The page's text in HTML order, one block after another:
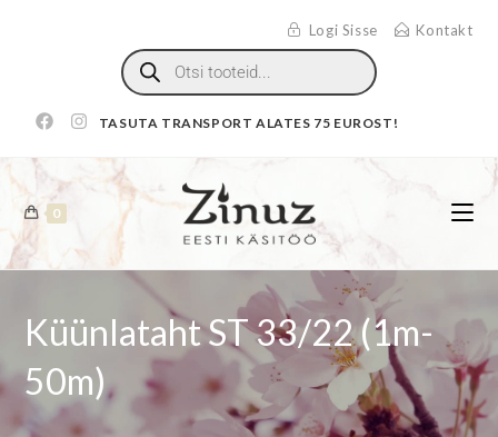
Logi Sisse Kontakt
TASUTA TRANSPORT ALATES 75 EUROST!
0
Küünlataht ST 33/22 (1m-
50m)